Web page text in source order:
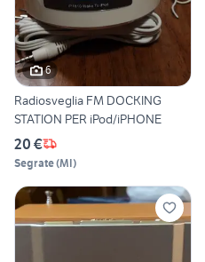
6
Radiosveglia FM DOCKING
STATION PER iPod/iPHONE
20 €
Segrate(MI)